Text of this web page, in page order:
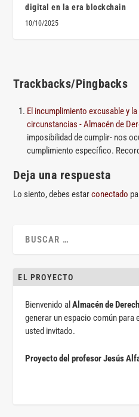
digital en la era blockchain
10/10/2025
Trackbacks/Pingbacks
El incumplimiento excusable y
circunstancias - Almacén de
imposibilidad de cumplir- nos
cumplimiento específico.
Deja una respuesta
Lo siento, debes estarconectado
EL PROYECTO
Bienvenido alAlmacén de
generar un espacio común para
usted invitado.
Proyecto del profesor Jesús